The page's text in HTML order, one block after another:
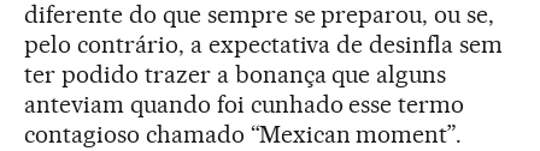
diferente do que sempre se preparou, ou se,
pelo contrário, a expectativa de desinfla sem
ter podido trazer a bonança que alguns
anteviam quando foi cunhado esse termo
contagioso chamado “Mexican moment”.